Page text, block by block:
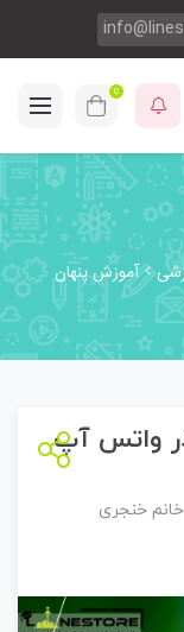
0
آموزش پنهان
واتس آپ
خانم خنجری